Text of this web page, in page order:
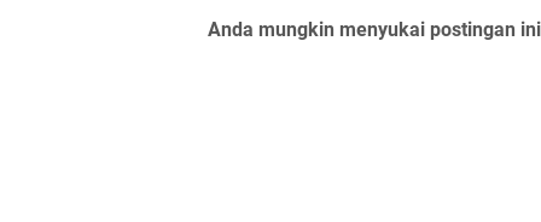
Anda mungkin menyukai postingan